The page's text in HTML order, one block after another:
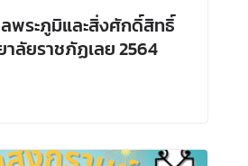
พระภูมิและสิ่งศักดิ์สิทธิ์
าลัยราชภัฏเลย 2564